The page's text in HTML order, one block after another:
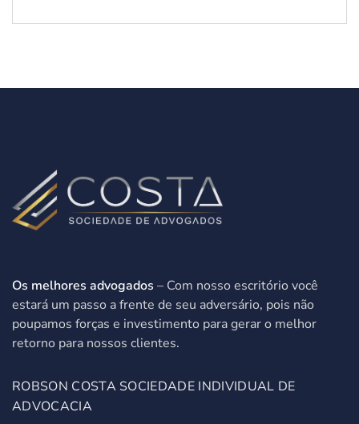
Os melhores advogados – Com nosso escritório você
estará um passo a frente de seu adversário, pois não
poupamos forças e investimento para gerar o melhor
retorno para nossos clientes.
ROBSON COSTA SOCIEDADE INDIVIDUAL DE
ADVOCACIA